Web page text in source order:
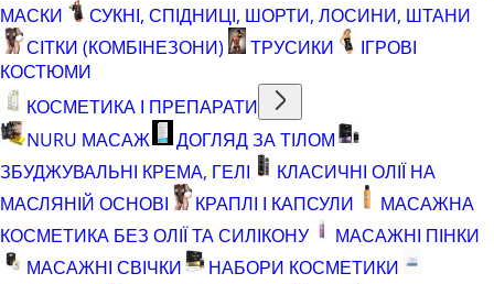
МАСКИ
СУКНІ, СПІДНИЦІ, ШОРТИ, ЛОСИНИ, ШТАНИ
СІТКИ (КОМБІНЕЗОНИ)
ТРУСИКИ
ІГРОВІ
КОСТЮМИ
КОСМЕТИКА І ПРЕПАРАТИ
NURU МАСАЖ
ДОГЛЯД ЗА ТІЛОМ
ЗБУДЖУВАЛЬНІ КРЕМА, ГЕЛІ
КЛАСИЧНІ ОЛІЇ НА
МАСЛЯНІЙ ОСНОВІ
КРАПЛІ І КАПСУЛИ
МАСАЖНА
КОСМЕТИКА БЕЗ ОЛІЇ ТА СИЛІКОНУ
МАСАЖНІ ПІНКИ
МАСАЖНІ СВІЧКИ
НАБОРИ КОСМЕТИКИ